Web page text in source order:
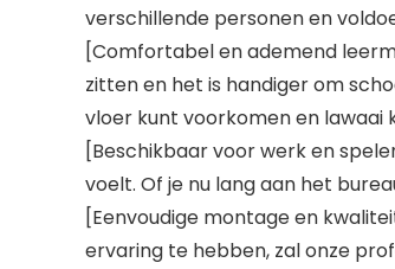
verschillende personen en
[Comfortabel en ademend
zitten en het is handiger om
vloer kunt voorkomen en lawaai
[Beschikbaar voor werk en
voelt. Of je nu lang aan het
[Eenvoudige montage en
ervaring te hebben, zal onze